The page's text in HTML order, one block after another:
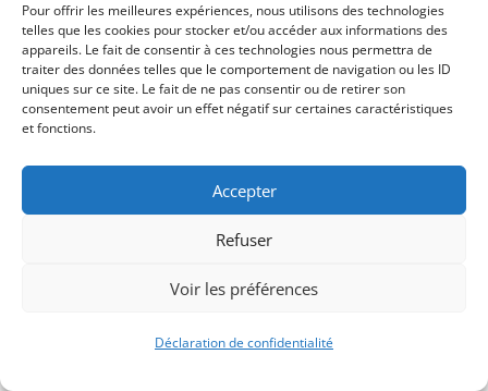
Pour offrir les meilleures expériences, nous utilisons des technologies
telles que les cookies pour stocker et/ou accéder aux informations des
appareils. Le fait de consentir à ces technologies nous permettra de
traiter des données telles que le comportement de navigation ou les ID
uniques sur ce site. Le fait de ne pas consentir ou de retirer son
consentement peut avoir un effet négatif sur certaines caractéristiques
et fonctions.
Accepter
Refuser
Voir les préférences
Déclaration de confidentialité
Signify-Child By Club Photo IUT Vannes @2025